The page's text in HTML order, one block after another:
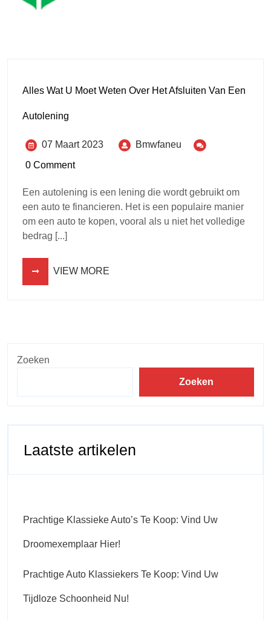
Alles Wat U Moet Weten Over Het Afsluiten Van Een
Autolening
07 Maart 2023
Bmwfaneu
0 Comment
Een autolening is een lening die wordt gebruikt om
een auto te financieren. Het is een populaire manier
om een auto te kopen, vooral als u niet het volledige
bedrag [...]
VIEW MORE
Zoeken
Zoeken
Laatste artikelen
Prachtige Klassieke Auto’s Te Koop: Vind Uw
Droomexemplaar Hier!
Prachtige Auto Klassiekers Te Koop: Vind Uw
Tijdloze Schoonheid Nu!